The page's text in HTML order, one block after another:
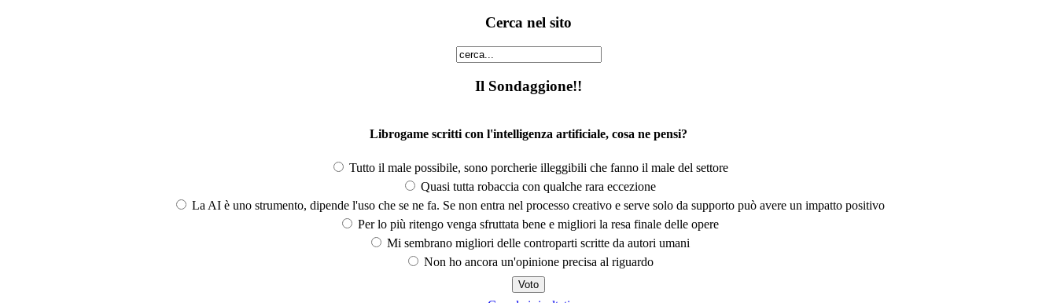
Cerca nel sito
Il Sondaggione!!
Librogame scritti con l'intelligenza artificiale, cosa ne pensi?
Tutto il male possibile, sono porcherie illeggibili che fanno il male del settore
Quasi tutta robaccia con qualche rara eccezione
La AI è uno strumento, dipende l'uso che se ne fa. Se non entra nel processo creativo e serve solo da supporto può avere un impatto positivo
Per lo più ritengo venga sfruttata bene e migliori la resa finale delle opere
Mi sembrano migliori delle controparti scritte da autori umani
Non ho ancora un'opinione precisa al riguardo